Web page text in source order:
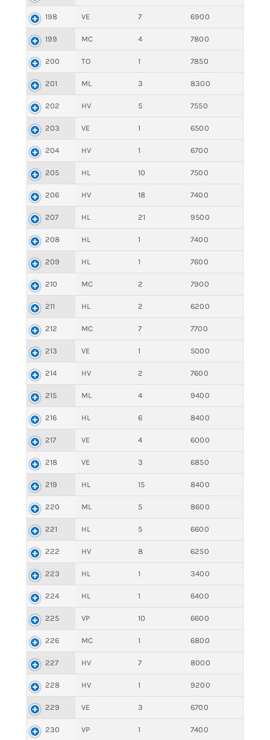
198 VE 7 6900
199 MC 4 7800
200 TO 1 7850
201 ML 3 8300
202 HV 5 7550
203 VE 1 6500
204 HV 1 6700
205 HL 10 7500
206 HV 18 7400
207 HL 21 9500
208 HL 1 7400
209 HL 1 7600
210 MC 2 7900
211 HL 2 6200
212 MC 7 7700
213 VE 1 5000
214 HV 2 7600
215 ML 4 9400
216 HL 6 8400
217 VE 4 6000
218 VE 3 6850
219 HL 15 8400
220 ML 5 8600
221 HL 5 6600
222 HV 8 6250
223 HL 1 3400
224 HL 1 6400
225 VP 10 6600
226 MC 1 6800
227 HV 7 8000
228 HV 1 9200
229 VE 3 6700
230 VP 1 7400